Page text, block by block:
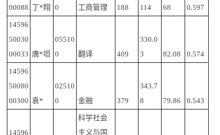
00088 丁*翔
0
工商管理 188 114 68 0.597
14596
50030
00033 唐*坦
05510
0
翻译 409
330.0
3
82.08 0.574
14596
50080
00300 袁*
02510
0
金融 379
343.7
8
79.86 0.543
14596
科学社会
主义与国